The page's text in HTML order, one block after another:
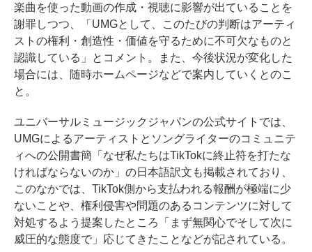
楽曲を使った動画の作成・視聴に影響が出ていることを
謝罪しつつ、「UMGとして、このたびの判断はアーティ
ストの権利・創造性・価値を守るために不可欠なものと
認識している」とコメント。また、今後状況が変化した
場合には、随時ホームページなどで案内していくとのこ
と。
ユニバーサルミュージックジャパンの公式サイトでは、
UMGによるアーティストとソングライターのコミュニテ
ィへの公開書簡「なぜ私たちはTikTokに終止符を打たな
ければならないのか」の日本語訳文も掲載されており、
このなかでは、TikTok側から支払われる報酬が極端に少
ないことや、権利侵害や問題のあるコンテンツに対して
対処するよう提案したところ「まず無関心でそして次に
威圧的な態度で」応じてきたことなどが記されている。